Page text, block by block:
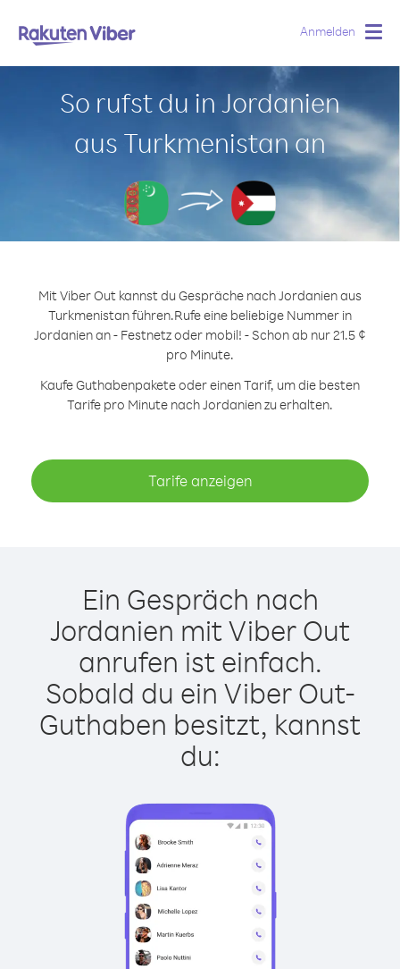
Anmelden
So rufst du in Jordanien
aus Turkmenistan an
Mit Viber Out kannst du Gespräche nach Jordanien aus
Turkmenistan führen.Rufe eine beliebige Nummer in
Jordanien an - Festnetz oder mobil! - Schon ab nur 21.5 ¢
pro Minute.
Kaufe Guthabenpakete oder einen Tarif, um die besten
Tarife pro Minute nach Jordanien zu erhalten.
Tarife anzeigen
Ein Gespräch nach
Jordanien mit Viber Out
anrufen ist einfach.
Sobald du ein Viber Out-
Guthaben besitzt, kannst
du: